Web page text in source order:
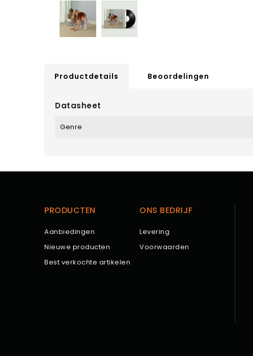
Productdetails Beoordelingen
Datasheet
Genre
PRODUCTEN
Aanbiedingen
Nieuwe producten
Best verkochte artikelen
ONS BEDRIJF
Levering
Voorwaarden